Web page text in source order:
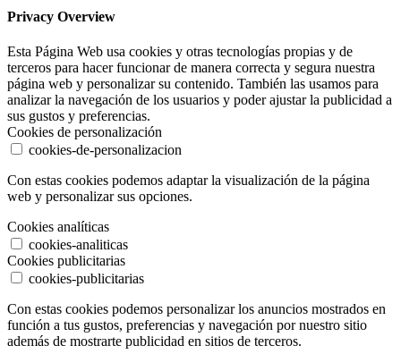
Privacy Overview
Esta Página Web usa cookies y otras tecnologías propias y de
terceros para hacer funcionar de manera correcta y segura nuestra
página web y personalizar su contenido. También las usamos para
analizar la navegación de los usuarios y poder ajustar la publicidad a
sus gustos y preferencias.
Cookies de personalización
cookies-de-personalizacion
Con estas cookies podemos adaptar la visualización de la página
web y personalizar sus opciones.
Cookies analíticas
cookies-analiticas
Cookies publicitarias
cookies-publicitarias
Con estas cookies podemos personalizar los anuncios mostrados en
función a tus gustos, preferencias y navegación por nuestro sitio
además de mostrarte publicidad en sitios de terceros.